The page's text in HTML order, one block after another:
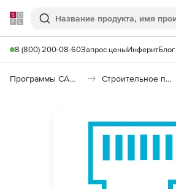
Softline
Поиск
8 (800) 200-08-60Запрос ценыИнферитБлог
Программы САПР и ГИС Строительное программное обеспечение